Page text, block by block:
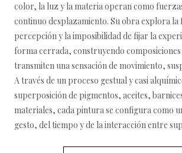
color, la luz y la materia operan como
continuo desplazamiento. Su obra explora la
percepción y la imposibilidad de fijar la
forma cerrada, construyendo composiciones
transmiten una sensación de movimiento,
A través de un proceso gestual y casi
superposición de pigmentos, aceites,
materiales, cada pintura se configura como
gesto, del tiempo y de la interacción entre